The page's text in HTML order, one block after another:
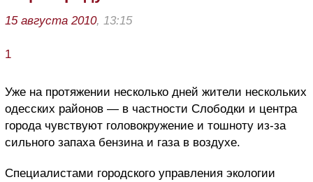
15 августа 2010, 13:15
1
Уже на протяжении несколько дней жители нескольких
одесских районов — в частности Слободки и центра
города чувствуют головокружение и тошноту из-за
сильного запаха бензина и газа в воздухе.
Специалистами городского управления экологии